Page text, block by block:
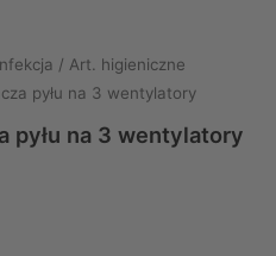
/ Art. higieniczne
pyłu na 3 wentylatory
pyłu na 3 wentylatory